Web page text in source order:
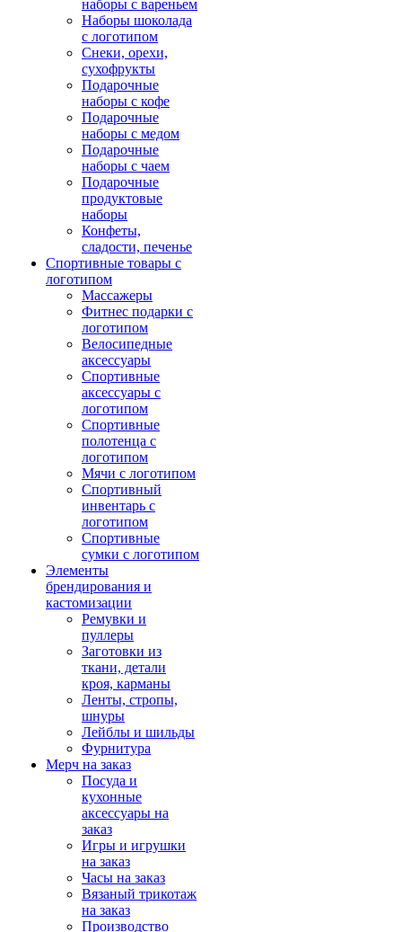
наборы с вареньем
Наборы шоколада
с логотипом
Снеки, орехи,
сухофрукты
Подарочные
наборы с кофе
Подарочные
наборы с медом
Подарочные
наборы с чаем
Подарочные
продуктовые
наборы
Конфеты,
сладости, печенье
Спортивные товары с
логотипом
Массажеры
Фитнес подарки с
логотипом
Велосипедные
аксессуары
Спортивные
аксессуары с
логотипом
Спортивные
полотенца с
логотипом
Мячи с логотипом
Спортивный
инвентарь с
логотипом
Спортивные
сумки с логотипом
Элементы
брендирования и
кастомизации
Ремувки и
пуллеры
Заготовки из
ткани, детали
кроя, карманы
Ленты, стропы,
шнуры
Лейблы и шильды
Фурнитура
Мерч на заказ
Посуда и
кухонные
аксессуары на
заказ
Игры и игрушки
на заказ
Часы на заказ
Вязаный трикотаж
на заказ
Производство